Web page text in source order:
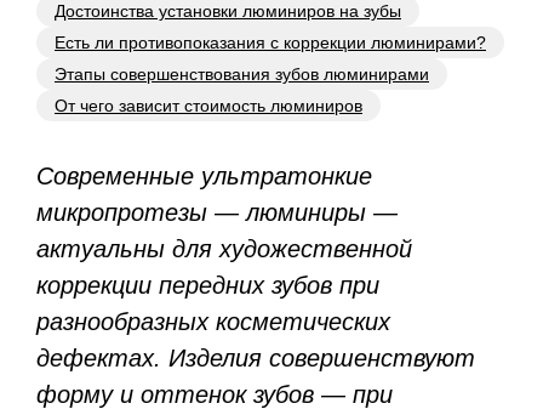
Достоинства установки люминиров на зубы
Есть ли противопоказания с коррекции люминирами?
Этапы совершенствования зубов люминирами
От чего зависит стоимость люминиров
Современные ультратонкие
микропротезы — люминиры —
актуальны для художественной
коррекции передних зубов при
разнообразных косметических
дефектах. Изделия совершенствуют
форму и оттенок зубов — при